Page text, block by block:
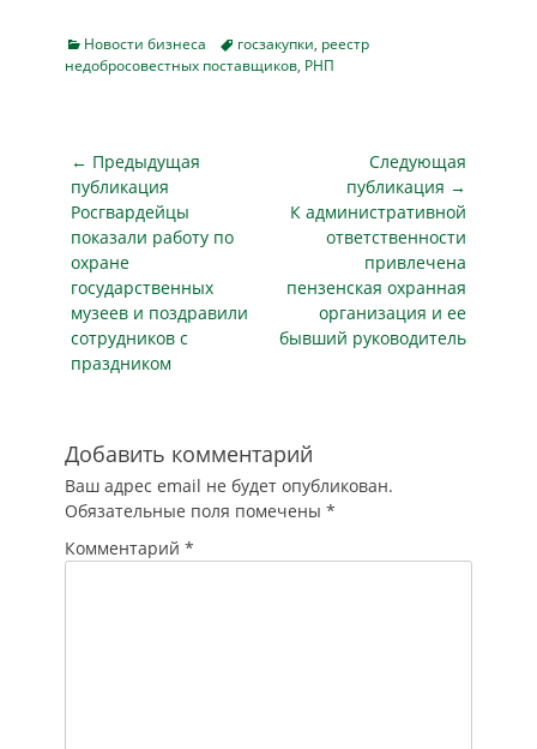
специалиста?
Признают ли
закупок
уважительными
причинами срыва
сделки? Ответы на
эти вопросы дает
gkgz.ru со ссылкой
на
обзор КонсультантПлюс.
Возникли
технические
УФАС не увидели
недобросовестности
в…
Categories
Новости бизнеса Tagsгосзакупки, реестр
недобросовестных поставщиков, РНП
Навигация
по
записям
← Предыдущая
публикация
Предыдущая
публикация
Росгвардейцы
показали работу по
охране
государственных
музеев и поздравили
сотрудников с
праздником
Следующая
публикация →
Следующая
публикация
К административной
ответственности
привлечена
пензенская охранная
организация и ее
бывший руководитель
Добавить комментарий
Ваш адрес email не будет опубликован.
Обязательные поля помечены *
Комментарий *